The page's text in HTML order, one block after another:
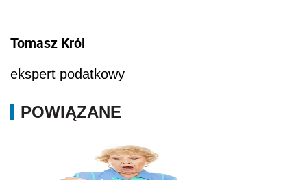
Tomasz Król
ekspert podatkowy
POWIĄZANE